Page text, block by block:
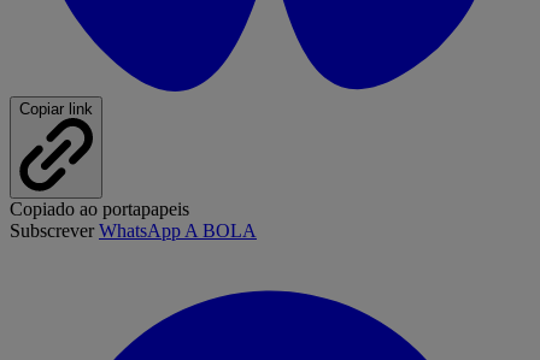
Copiar link
Copiado ao portapapeis
SubscreverWhatsApp A BOLA